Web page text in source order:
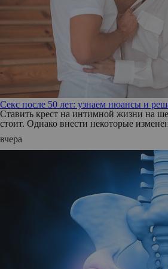
Секс после 50 лет: узнаем нюансы и
Ставить крест на интимной жизни на
стоит. Однако внести некоторые
вчера